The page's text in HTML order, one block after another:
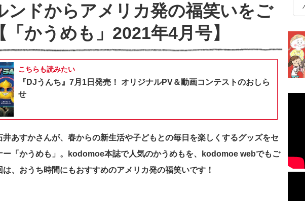
ンドからアメリカ発の福笑いをご
「かうめも」2021年4月号】
こちらも読みたい
『DJうんち』7月1日発売！ オリジナルPV＆動画コンテストのおしら
せ
井あすかさんが、春からの新生活や子どもとの毎日を楽しくするグッズをセ
ー「かうめも」。kodomoe本誌で人気のかうめもを、kodomoe webでもご
、おうち時間にもおすすめのアメリカ発の福笑いです！